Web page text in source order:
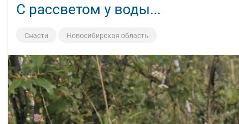
С рассветом у воды...
Снасти Новосибирская область